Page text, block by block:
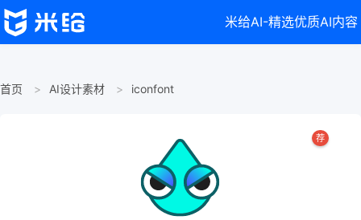
米给AI-精选优质AI内容
首页 AI设计素材 iconfont
荐